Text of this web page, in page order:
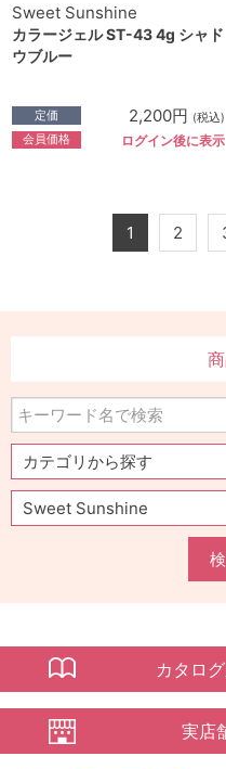
Sweet Sunshine
カラージェル ST-43 4g シャド
ウブルー
定価 2,200円 (税込)
会員価格 ログイン後に表示
1 2
カタロ
実店